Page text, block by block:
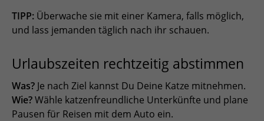
TIPP: Überwache sie mit einer Kamera, falls möglich,
und lass jemanden täglich nach ihr schauen.
Urlaubszeiten rechtzeitig abstimmen
Was? Je nach Ziel kannst Du Deine Katze mitnehmen.
Wie?Wähle katzenfreundliche Unterkünfte und plane
Pausen für Reisen mit dem Auto ein.